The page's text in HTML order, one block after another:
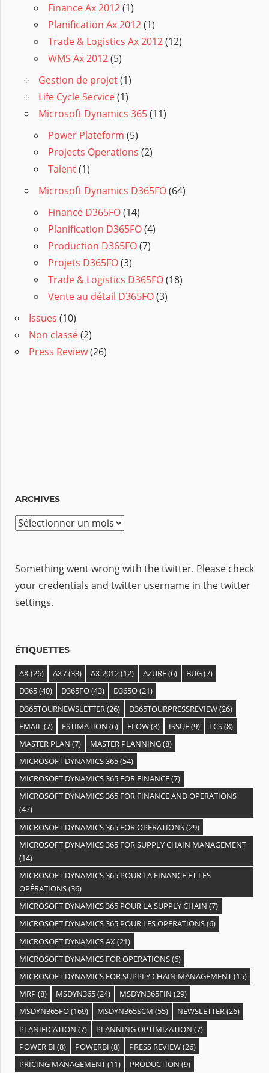
Finance Ax 2012(1)
Planification Ax 2012(1)
Trade & Logistics Ax 2012(12)
WMS Ax 2012(5)
Gestion de projet(1)
Life Cycle Service(1)
Microsoft Dynamics 365(11)
Power Plateform (5)
Projects Operations (2)
Talent(1)
Microsoft Dynamics D365FO(64)
Finance D365FO(14)
Planification D365FO(4)
Production D365FO(7)
Projets D365FO(3)
Trade & Logistics D365FO(18)
Vente au détail D365FO(3)
Issues (10)
Non classé(2)
Press Review(26)
ARCHIVES
A
h
i
v
Something went wrong with the twitter. Please check
your credentials and twitter username in the twitter
settings.
ÉTIQUETTES
AX(26) AX7(33) AX 2012(12) AZURE(6) BUG(7)
D365(40) D365FO(43) D365O(21)
D365TOURNEWSLETTER (26) D365TOURPRESSREVIEW(26)
EMAIL(7) ESTIMATION (6) FLOW(8) ISSUE(9) LCS(8)
MASTER PLAN (7) MASTER PLANNING(8)
MICROSOFT DYNAMICS 365(54)
MICROSOFT DYNAMICS 365 FOR FINANCE(7)
MICROSOFT DYNAMICS 365 FOR FINANCE AND OPERATIONS
(47)
MICROSOFT DYNAMICS 365 FOR OPERATIONS(29)
MICROSOFT DYNAMICS 365 FOR SUPPLY CHAIN MANAGEMENT
(14)
MICROSOFT DYNAMICS 365 POUR LA FINANCE ET LES
OPÉRATIONS(36)
MICROSOFT DYNAMICS 365 POUR LA SUPPLY CHAIN (7)
MICROSOFT DYNAMICS 365 POUR LES OPÉRATIONS(6)
MICROSOFT DYNAMICS AX(21)
MICROSOFT DYNAMICS FOR OPERATIONS(6)
MICROSOFT DYNAMICS FOR SUPPLY CHAIN MANAGEMENT(15)
MRP (8) MSDYN365(24) MSDYN365FIN (29)
MSDYN365FO(169) MSDYN365SCM (55) NEWSLETTER(26)
PLANIFICATION (7) PLANNING OPTIMIZATION (7)
POWER BI (8) POWERBI (8) PRESS REVIEW(26)
PRICING MANAGEMENT(11) PRODUCTION (9)